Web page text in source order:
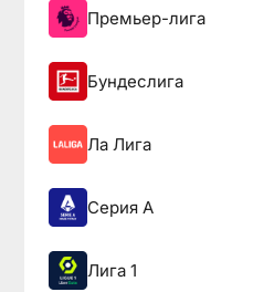
Премьер-лига
Бундеслига
Ла Лига
Серия А
Лига 1